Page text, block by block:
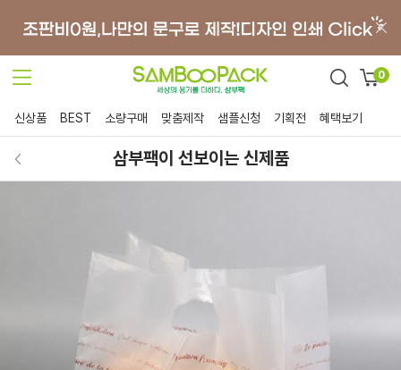
0
신상품 BEST 소량구매 맞춤제작 샘플신청 기획전 혜택보기
삼부팩이 선보이는 신제품